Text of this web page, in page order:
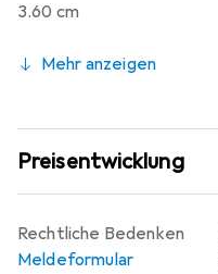
3.60 cm
Mehr anzeigen
Preisentwicklung
Rechtliche Bedenken
Meldeformular